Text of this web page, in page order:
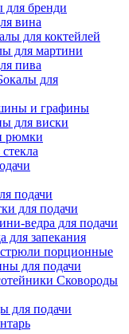
для бренди
вина
для коктейлей
для мартини
пива
для
и графины
для виски
рюмки
подачи
для подачи
ведра для подачи
для запекания
порционные
для подачи
Сковороды
для подачи